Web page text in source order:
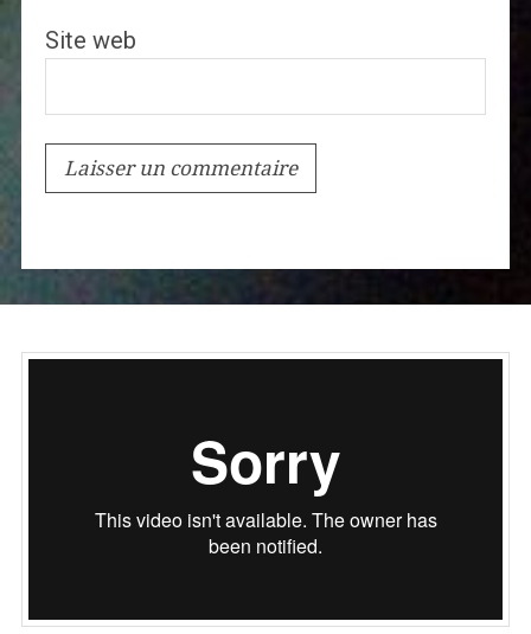
Site web